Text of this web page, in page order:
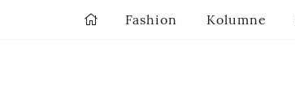
Fashion Kolumne